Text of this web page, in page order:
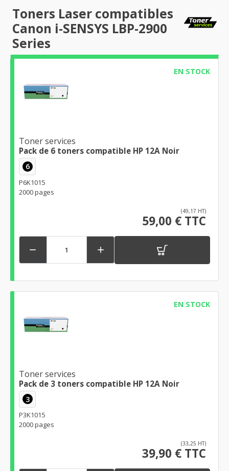
Toners Laser compatibles
Canon i-SENSYS LBP-2900
Series
EN STOCK
Toner services
Pack de 6 toners compatible HP 12A Noir
6
P6K1015
2000 pages
(49,17 HT)
59,00 € TTC
 
EN STOCK
Toner services
Pack de 3 toners compatible HP 12A Noir
3
P3K1015
2000 pages
(33,25 HT)
39,90 € TTC